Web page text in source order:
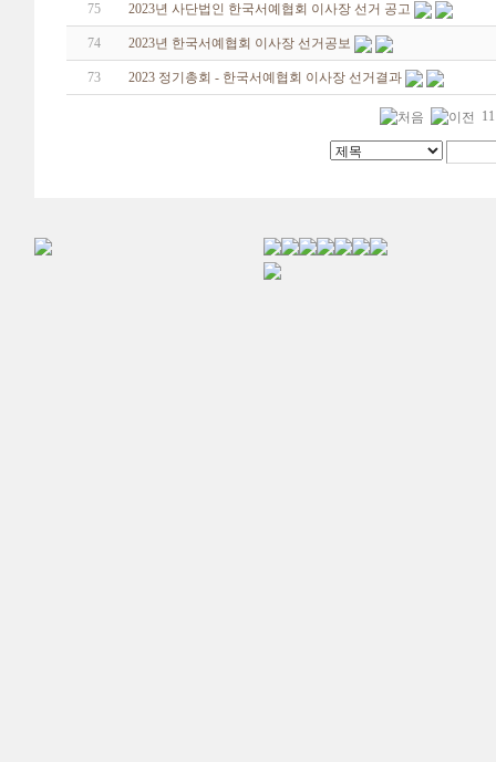
75 2023년 사단법인 한국서예협회 이사장 선거 공고
74 2023년 한국서예협회 이사장 선거공보
73 2023 정기총회 - 한국서예협회 이사장 선거결과
11